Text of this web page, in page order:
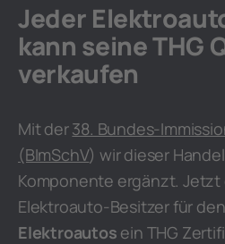
Jeder
kann seine THG
verkaufen
Mit der38. Bundes-
(BImSchV) wir dieser
Komponente ergänzt.
Elektroauto-Besitzer für den
Elektroautos ein THG